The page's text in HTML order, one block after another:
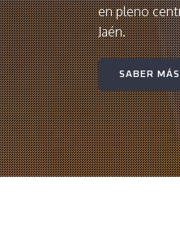
en pleno
Jaén.
SABER MÁS